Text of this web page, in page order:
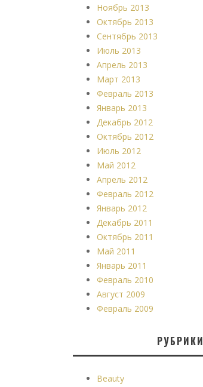
Ноябрь 2013
Октябрь 2013
Сентябрь 2013
Июль 2013
Апрель 2013
Март 2013
Февраль 2013
Январь 2013
Декабрь 2012
Октябрь 2012
Июль 2012
Май 2012
Апрель 2012
Февраль 2012
Январь 2012
Декабрь 2011
Октябрь 2011
Май 2011
Январь 2011
Февраль 2010
Август 2009
Февраль 2009
РУБРИКИ
Beauty